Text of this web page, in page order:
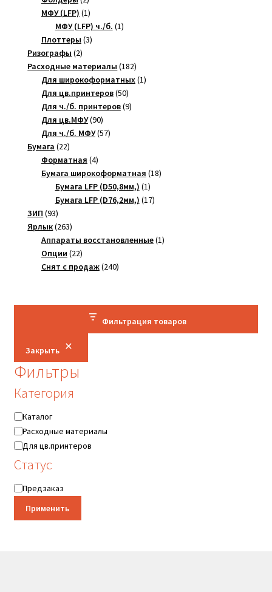
товара
МФУ (LFP) 11
товар
МФУ (LFP) ч./б. 11
Плоттеры 33
Ризографы 22
товара
Расходные материалы 182182
товара
Для широкоформатных 11
Для цв.принтеров 5050
товаров
Для ч./б. принтеров 99
Для цв.МФУ 9090
товаров
Для ч./б. МФУ 5757
Бумага 2222
товара
Форматная 44
товара
Бумага широкоформатная 1818
Бумага LFP (D50,8мм,) 11
товар
Бумага LFP (D76,2мм,) 1717
ЗИП 9393
товара
Ярлык 263263
товара
Аппараты восстановленные 11
Опции 2222
товара
Снят с продаж 240240
Фильтрация товаров
Закрыть
Фильтры
Категория
Категория
Каталог
Расходные материалы
Для цв.принтеров
Статус
Статус
Предзаказ
Применить